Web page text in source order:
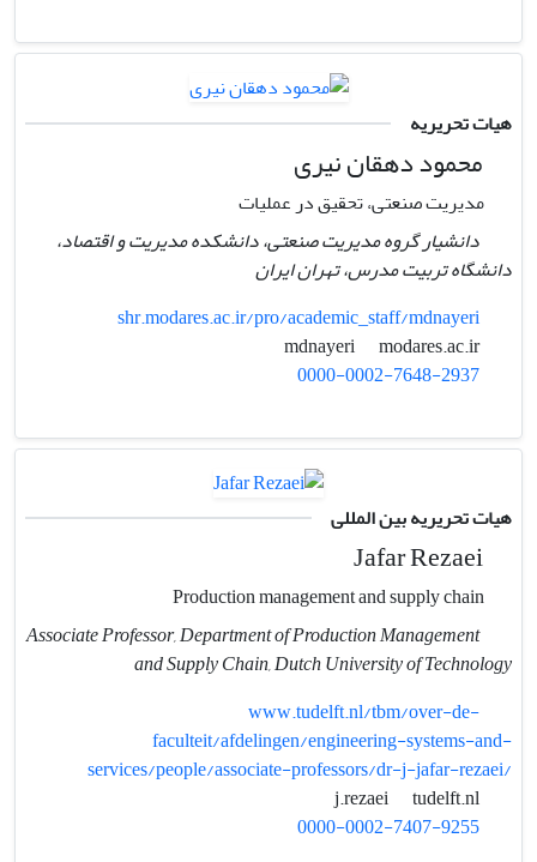
هیات تحریریه
محمود دهقان نیری
مدیریت صنعتی، تحقیق در عملیات
دانشیار گروه مدیریت صنعتی، دانشکده مدیریت و اقتصاد،
دانشگاه تربیت مدرس، تهران ایران
shr.modares.ac.ir/pro/academic_staff/mdnayeri
mdnayeri
modares.ac.ir
0000-0002-7648-2937
هیات تحریریه بین المللی
Jafar Rezaei
Associate Professor, Department of Production Management
and Supply Chain, Dutch University of Technology
www.tudelft.nl/tbm/over-de-
faculteit/afdelingen/engineering-systems-and-
services/people/associate-professors/dr-j-jafar-rezaei/
tudelft.nl
0000-0002-7407-9255